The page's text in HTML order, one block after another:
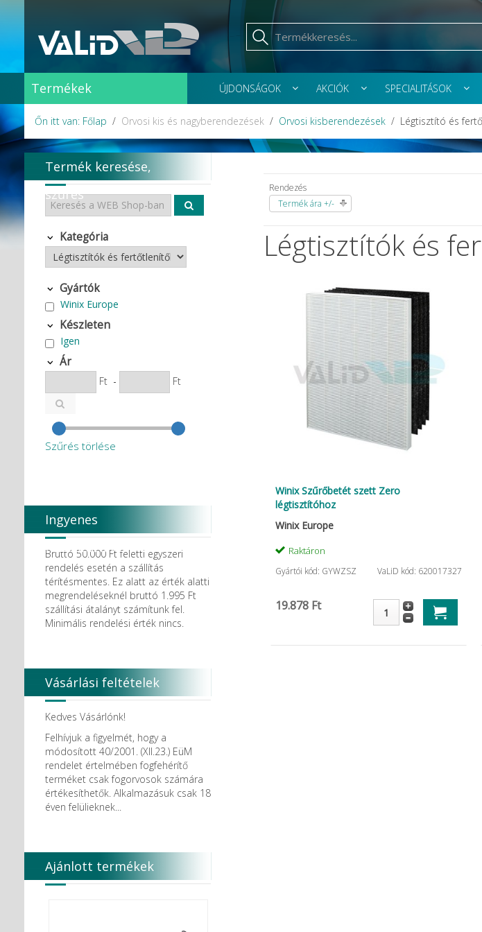
Termékek ÚJDONSÁGOK AKCIÓK SPECIALITÁSOK
Őn itt van: Főlap Orvosi kis és nagyberendezések Orvosi kisberendezések Légtisztító és
Rendezés
Termék ára +/-
Légtisztítók és
Winix Szűrőbetét szett Zero
légtisztítóhoz
Winix Europe
Raktáron
Gyártói kód: GYWZSZ VaLiD kód: 620017327
19.878 Ft
Termék keresése,
szűrés
Kategória
Gyártók
Winix Europe
Készleten
Igen
Ár
Ft - Ft
Szűrés törlése
Ingyenes
házhozszállítás
Bruttó 50.000 Ft feletti egyszeri
rendelés esetén a szállítás
térítésmentes. Ez alatt az érték alatti
megrendeléseknél bruttó 1.995 Ft
szállítási átalányt számítunk fel.
Minimális rendelési érték nincs.
Vásárlási feltételek
Kedves Vásárlónk!
Felhívjuk a figyelmét, hogy a
módosított 40/2001. (XII.23.) EüM
rendelet értelmében fogfehérítő
terméket csak fogorvosok számára
értékesíthetők. Alkalmazásuk csak 18
éven felülieknek...
Ajánlott termékek